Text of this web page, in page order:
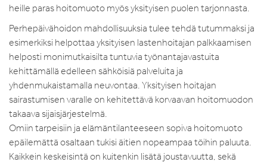
heille paras hoitomuoto myös yksityisen puolen tarjonnasta.
Perhepäivähoidon mahdollisuuksia tulee tehdä tutummaksi ja
esimerkiksi helpottaa yksityisen lastenhoitajan palkkaamisen
helposti monimutkaisilta tuntuvia työnantajavastuita
kehittämällä edelleen sähköisiä palveluita ja
yhdenmukaistamalla neuvontaa. Yksityisen hoitajan
sairastumisen varalle on kehitettävä korvaavan hoitomuodon
takaava sijaisjärjestelmä.
Omiin tarpeisiin ja elämäntilanteeseen sopiva hoitomuoto
epäilemättä osaltaan tukisi äitien nopeampaa töihin paluuta.
Kaikkein keskeisintä on kuitenkin lisätä joustavuutta, sekä